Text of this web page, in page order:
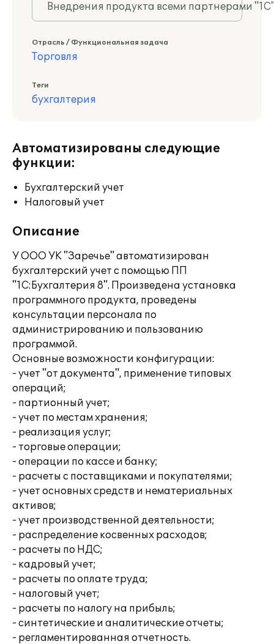
Внедрения продукта всеми партнерами
Отрасль / Функциональная задача
Торговля
Теги
бухгалтерия
Автоматизированы следующие
функции:
Бухгалтерский учет
Налоговый учет
Описание
У ООО УК "Заречье" автоматизирован
бухгалтерский учет с помощью ПП
"1С:Бухгалтерия 8". Произведена установка
программного продукта, проведены
консультации персонала по
администрированию и пользованию
программой.
Основные возможности конфигурации:
- учет "от документа", применение типовых
операций;
- партионный учет;
- учет по местам хранения;
- реализация услуг;
- торговые операции;
- операции по кассе и банку;
- расчеты с поставщиками и покупателями;
- учет основных средств и нематериальных
активов;
- учет производственной деятельности;
- распределение косвенных расходов;
- расчеты по НДС;
- кадровый учет;
- расчеты по оплате труда;
- налоговый учет;
- расчеты по налогу на прибыль;
- синтетические и аналитические отчеты;
- регламентированная отчетность.